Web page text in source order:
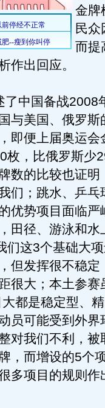
金牌
民众
而提
作出回应。
中国备战2008
与美国、俄罗斯
即便上届奥运会
枚，比俄罗斯少
数的比较也证明
们；跳水、乒乓
优势项目面临严
田径、游泳和水
们这3个基础大
但发挥很不稳定
很大；本土参赛
都是稳定型、
员可能受到外界
对我们不利，被
，而增设的5个
多项目的规则作